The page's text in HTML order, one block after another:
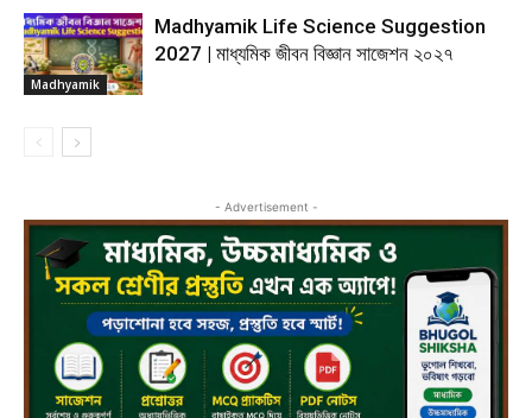
Madhyamik
Madhyamik Life Science Suggestion
2027 | মাধ্যমিক জীবন বিজ্ঞান সাজেশন ২০২৭
- Advertisement -